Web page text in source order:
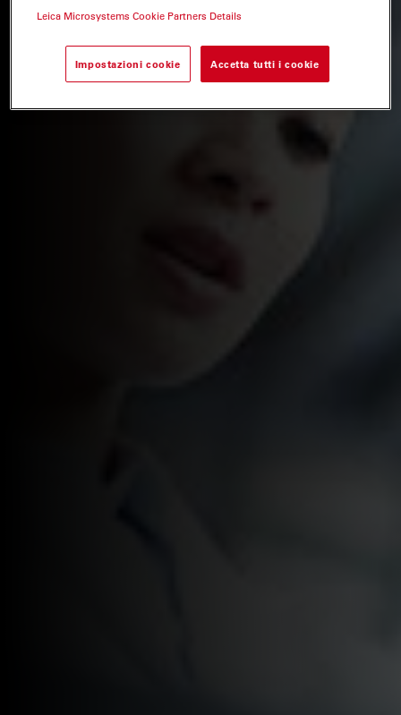
Leica Microsystems Cookie Partners Details
Impostazioni cookie Accetta tutti i cookie